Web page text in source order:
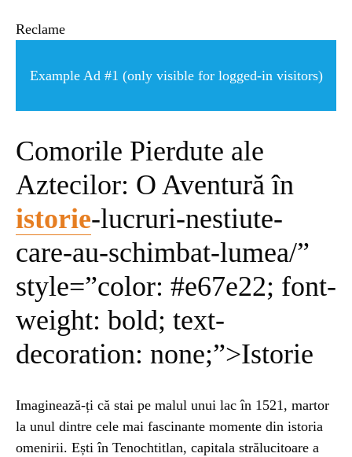
Reclame
Example Ad #1 (only visible for logged-in visitors)
Comorile Pierdute ale
Aztecilor: O Aventură în
istorie-lucruri-nestiute-
care-au-schimbat-lumea/”
style=”color: #e67e22; font-
weight: bold; text-
decoration: none;”>Istorie
Imaginează-ți că stai pe malul unui lac în 1521, martor
la unul dintre cele mai fascinante momente din istoria
omenirii. Ești în Tenochtitlan, capitala strălucitoare a
ANIMALE
OAMENI
INSTALEAZ
A
APLICATIA
POPULAR
Barajul Trei Defileuri a Încetinit Rotația
Pământului: Mit sau Realitate?